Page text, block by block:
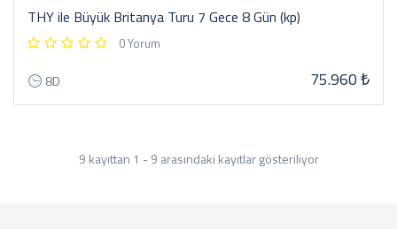
THY ile Büyük Britanya Turu 7 Gece 8 Gün (kp)
0 Yorum
8D 75.960 ₺
9 kayıttan 1 - 9 arasındaki kayıtlar gösteriliyor